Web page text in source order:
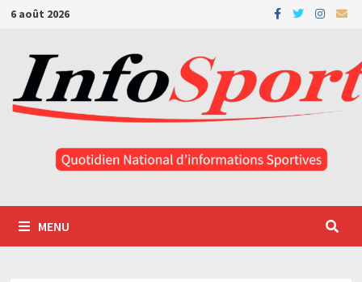
Passer
contenu
6 août 2026
MENU